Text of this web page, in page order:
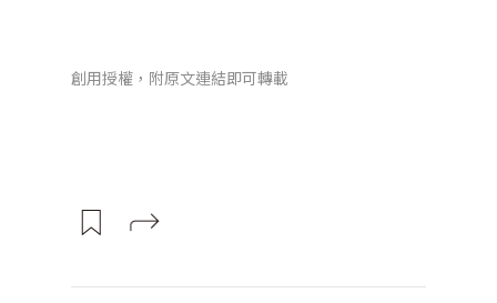
創用授權，附原文連結即可轉載